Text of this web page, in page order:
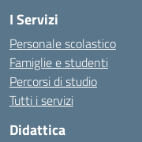
I Servizi
Personale scolastico
Famiglie e studenti
Percorsi di studio
Tutti i servizi
Didattica